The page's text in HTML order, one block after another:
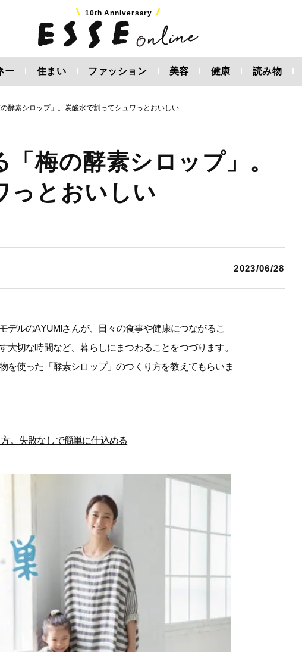
10th Anniversary
ー 住まい ファッション 美容 健康 読み物
酵素シロップ」。炭酸水で割ってシュワっとおいしい
梅の酵素シロップ」。
っとおいしい
2023/06/28
デルのAYUMIさんが、日々の食事や健康につながるこ
切な時間など、暮らしにまつわることをつづります。
を使った「酵素シロップ」のつくり方を教えてもらいま
。失敗なしで簡単に仕込める